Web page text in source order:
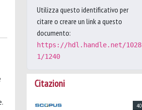
Utilizza questo identificativo per
citare o creare un link a questo
documento:
https://hdl.handle.net/1028
1/1240
Citazioni
40